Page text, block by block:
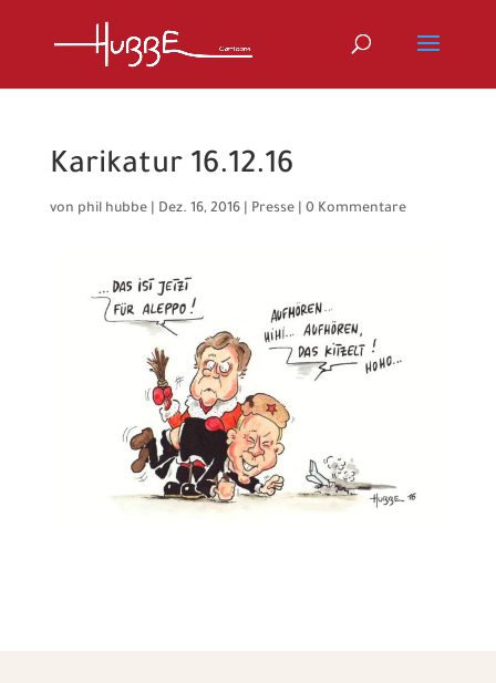
Karikatur 16.12.16
von phil hubbe| Dez. 16, 2016| Presse| 0 Kommentare